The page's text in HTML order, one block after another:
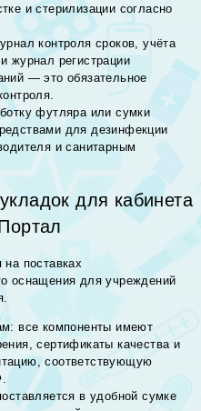
и стерилизации согласно
контроля сроков, учёта
журнал регистрации
— это обязательное
футляра или сумки
для дезинфекции
и санитарным
для кабинета
поставках
оснащения для учреждений
все компоненты имеют
сертификаты качества и
соответствующую
в удобной сумке